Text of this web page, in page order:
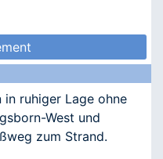
in ruhiger Lage ohne
West und
zum Strand.